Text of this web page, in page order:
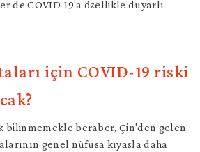
de COVID-19'a özellikle duyarlı
için COVID-19 riski
bilinmemekle beraber, Çin'den gelen
genel nüfusa kıyasla daha